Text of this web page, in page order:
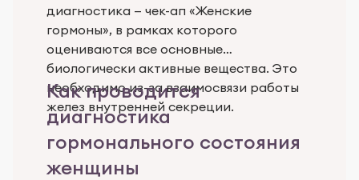
диагностика — чек-ап «Женские
гормоны», в рамках которого
оцениваются все основные
биологически активные вещества. Это
необходимо из-за взаимосвязи работы
желез внутренней секреции.
Как проводится
диагностика
гормонального состояния
женщины